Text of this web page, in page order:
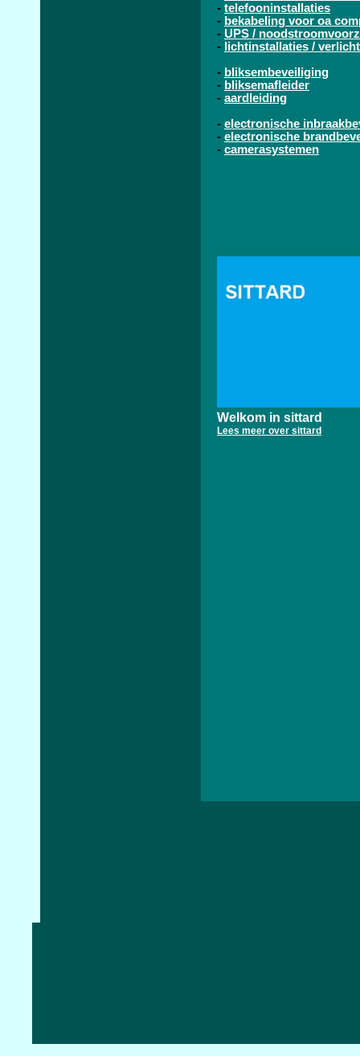
- telefooninstallaties
- bekabeling voor oa
- UPS /
- lichtinstallaties /
- bliksembeveiliging
- bliksemafleider
- aardleiding
- electronische
- electronische
- camerasystemen
Welkom in sittard
Lees meer over sittard